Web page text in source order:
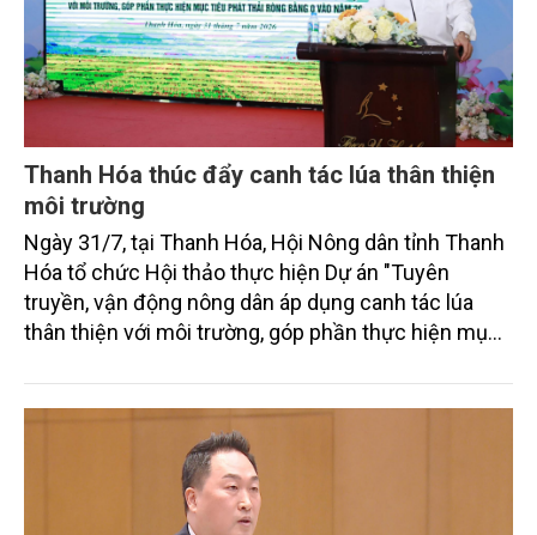
Thanh Hóa thúc đẩy canh tác lúa thân thiện
môi trường
Ngày 31/7, tại Thanh Hóa, Hội Nông dân tỉnh Thanh
Hóa tổ chức Hội thảo thực hiện Dự án "Tuyên
truyền, vận động nông dân áp dụng canh tác lúa
thân thiện với môi trường, góp phần thực hiện mục
trình thu hút sự tham gia của đông đảo đại biểu đến
từ các cơ quan quản lý nhà nước, đơn vị nghiên cứu,
doanh nghiệp, hợp tác xã và nông dân đang trực
tiếp triển khai mô hình sản xuất lúa phát thải thấp.